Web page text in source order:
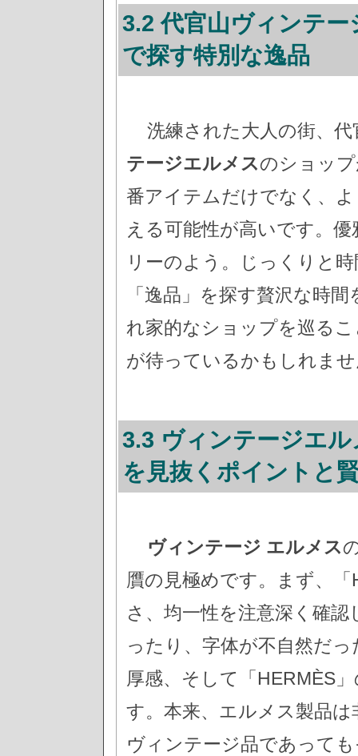
3.2 代官山ヴィンテ
で探す特別な逸品
洗練された大人の街、
テージエルメスのショッ
番アイテムだけでなく、
える可能性が高いです。
リーのよう。じっくりと
「逸品」を探す贅沢な時
れ家的なショップを巡る
が待っているかもしれま
3.3 ヴィンテージエ
を見抜くポイントと
ヴィンテージ エルメス
贋の見極めです。まず、
さ、均一性を注意深く確
ったり、字体が不自然だ
厚感、そして「HERMÈS
す。本来、エルメス製品
ヴィンテージ品であって